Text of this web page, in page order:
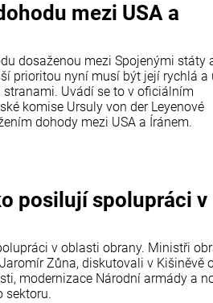
mezi USA a
dosaženou mezi Spojenými státy
prioritou nyní musí být její rychlá a
Uvádí se to v oficiálním
komise Ursuly von der Leyenové
dohody mezi USA a Íránem.
posilují spolupráci v
v oblasti obrany. Ministři
Zůna, diskutovali v Kišiněvě
modernizace Národní armády a
sektoru.